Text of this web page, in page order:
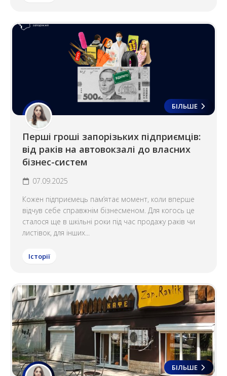
БІЛЬШЕ
Перші гроші запорізьких підприємців:
від раків на автовокзалі до власних
бізнес-систем
07.09.2025
Кожен підприємець пам’ятає момент, коли вперше
відчув себе справжнім бізнесменом. Для когось це
сталося ще в шкільні роки під час продажу раків чи
листівок, для інших...
Історії
БІЛЬШЕ